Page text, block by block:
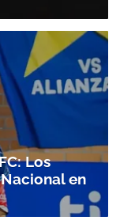
boletín.
ACEPTAR
Los
en